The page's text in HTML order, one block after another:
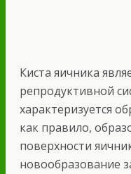
Киста яичника
репродуктивной
характеризуется
как правило,
поверхности
новообразование